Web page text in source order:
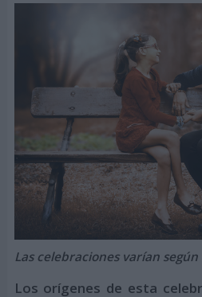
Las celebraciones varían según
Los orígenes de esta